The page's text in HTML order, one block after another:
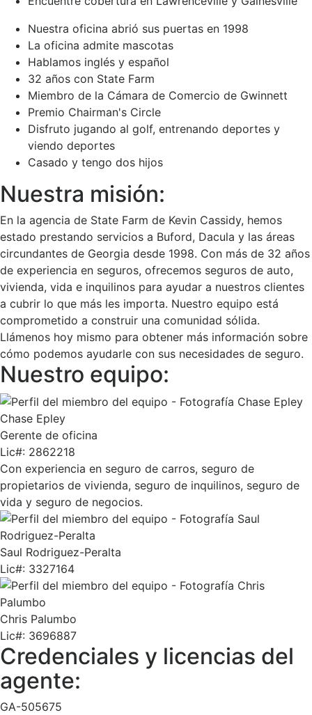
Nuestra oficina abrió sus puertas en 1998
La oficina admite mascotas
Hablamos inglés y español
32 años con State Farm
Miembro de la Cámara de Comercio de Gwinnett
Premio Chairman's Circle
Disfruto jugando al golf, entrenando deportes y
viendo deportes
Casado y tengo dos hijos
Nuestra misión:
En la agencia de State Farm de Kevin Cassidy, hemos
estado prestando servicios a Buford, Dacula y las áreas
circundantes de Georgia desde 1998. Con más de 32 años
de experiencia en seguros, ofrecemos seguros de auto,
vivienda, vida e inquilinos para ayudar a nuestros clientes
a cubrir lo que más les importa. Nuestro equipo está
comprometido a construir una comunidad sólida.
Llámenos hoy mismo para obtener más información sobre
cómo podemos ayudarle con sus necesidades de seguro.
Nuestro equipo:
Chase Epley
Gerente de oficina
Lic#: 2862218
Con experiencia en seguro de carros, seguro de
propietarios de vivienda, seguro de inquilinos, seguro de
vida y seguro de negocios.
Saul Rodriguez-Peralta
Lic#: 3327164
Chris Palumbo
Lic#: 3696887
Credenciales y licencias del
agente:
GA-505675